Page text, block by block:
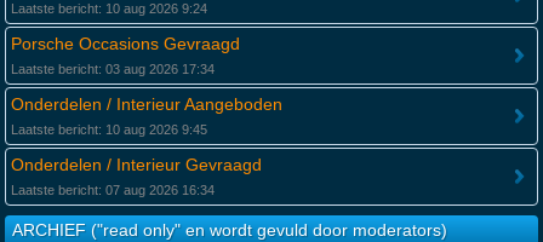
Laatste bericht: 10 aug 2026 9:24
Porsche Occasions Gevraagd
Laatste bericht: 03 aug 2026 17:34
Onderdelen / Interieur Aangeboden
Laatste bericht: 10 aug 2026 9:45
Onderdelen / Interieur Gevraagd
Laatste bericht: 07 aug 2026 16:34
ARCHIEF ("read only" en wordt gevuld door moderators)